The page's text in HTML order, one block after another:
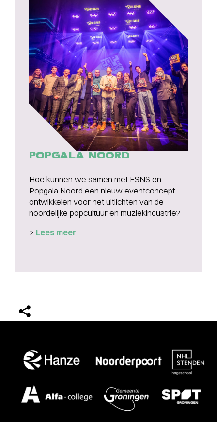
POPGALA NOORD
Hoe kunnen we samen met ESNS en
Popgala Noord een nieuw eventconcept
ontwikkelen voor het uitlichten van de
noordelijke popcultuur en muziekindustrie?
> Lees meer